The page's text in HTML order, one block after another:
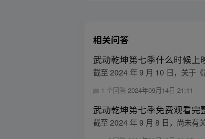
相关问答
武动乾坤第七季什么时候上
截至 2024 年 9 月 10 日，关于
1 个回答2024年09月14日 21:11
武动乾坤第七季免费观看完
截至 2024 年 9 月 8 日，尚未有